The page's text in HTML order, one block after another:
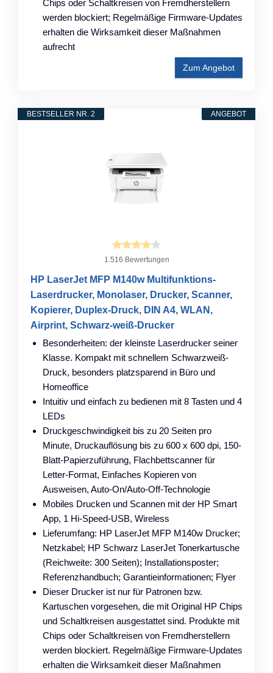
Chips oder Schaltkreisen von Fremdherstellern
werden blockiert; Regelmäßige Firmware-Updates
erhalten die Wirksamkeit dieser Maßnahmen
aufrecht
Zum Angebot
ANGEBOT
BESTSELLER NR. 2
1.516 Bewertungen
HP LaserJet MFP M140w Multifunktions-
Laserdrucker, Monolaser, Drucker, Scanner,
Kopierer, Duplex-Druck, DIN A4, WLAN,
Airprint, Schwarz-weiß-Drucker
Besonderheiten: der kleinste Laserdrucker seiner
Klasse. Kompakt mit schnellem Schwarzweiß-
Druck, besonders platzsparend in Büro und
Homeoffice
Intuitiv und einfach zu bedienen mit 8 Tasten und 4
LEDs
Druckgeschwindigkeit bis zu 20 Seiten pro
Minute, Druckauflösung bis zu 600 x 600 dpi, 150-
Blatt-Papierzuführung, Flachbettscanner für
Letter-Format, Einfaches Kopieren von
Ausweisen, Auto-On/Auto-Off-Technologie
Mobiles Drucken und Scannen mit der HP Smart
App, 1 Hi-Speed-USB, Wireless
Lieferumfang: HP LaserJet MFP M140w Drucker;
Netzkabel; HP Schwarz LaserJet Tonerkartusche
(Reichweite: 300 Seiten); Installationsposter;
Referenzhandbuch; Garantieinformationen; Flyer
Dieser Drucker ist nur für Patronen bzw.
Kartuschen vorgesehen, die mit Original HP Chips
und Schaltkreisen ausgestattet sind. Produkte mit
Chips oder Schaltkreisen von Fremdherstellern
werden blockiert. Regelmäßige Firmware-Updates
erhalten die Wirksamkeit dieser Maßnahmen